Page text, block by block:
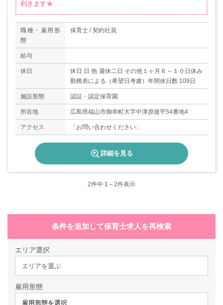
利きます★
職種・雇用形
態
保育士 / 契約社員
給与
休日
休日 日 他 週休二日 その他１ヶ月８～１０日休み
勤務表による（希望日考慮）年間休日数 109日
施設形態 認証・認定保育園
所在地 広島県福山市御幸町大字中津原後平54番地4
アクセス 「お問い合わせください」
詳細を見る
2件中 1～2件表示
条件を追加して保育士求人を再検索
エリア選択
エリアを選ぶ
雇用形態